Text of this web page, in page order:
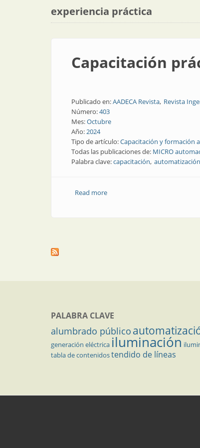
experiencia práctica
Capacitación
Publicado en:AADECA Revista Revista
Número:403
Mes:Octubre
Año:2024
Tipo de artículo:Capacitación y formación
Todas las publicaciones de: MICRO
Palabra clave:capacitación automatización
Read moreabout Capacitación práctica:
PALABRA CLAVE
alumbrado público
generación eléctrica iluminación
tabla de contenidostendido de líneas